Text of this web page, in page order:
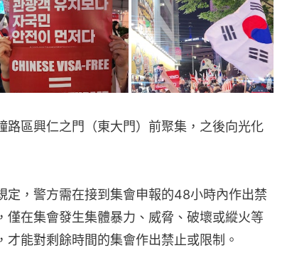
路區興仁之門（東大門）前聚集，之後向光化
定，警方需在接到集會申報的48小時內作出禁
僅在集會發生集體暴力、威脅、破壞或縱火等
才能對剩餘時間的集會作出禁止或限制。